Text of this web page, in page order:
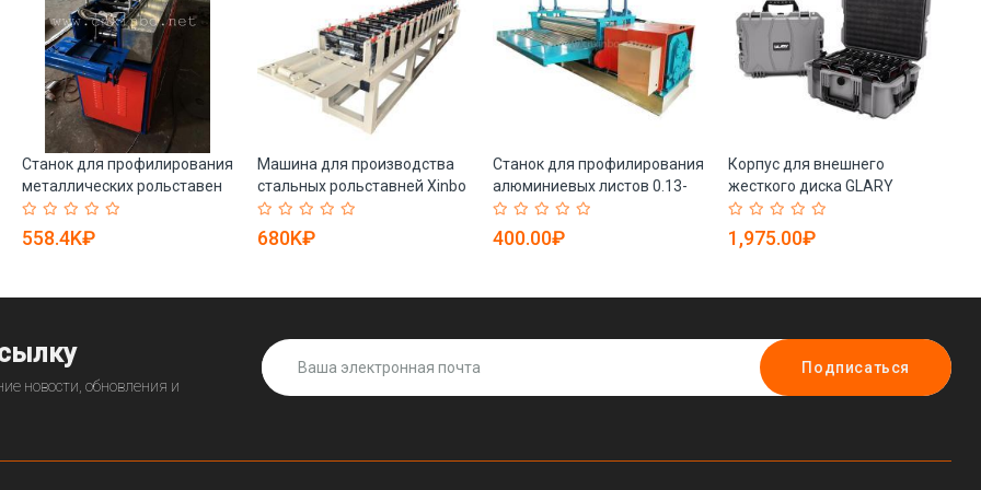
Станок для профилирования
металлических рольставен
гаражных дверей (арт. 25-
18080149)
558.4K₽
Машина для производства
стальных рольставней Xinbo
Egypt (арт. 25-18080161)
680K₽
Станок для профилирования
алюминиевых листов 0.13-
0.18мм (арт. 25-18080147)
400.00₽
Корпус для внешнего
жесткого диска GLARY
большой профессиональный
(арт. 25-19082618)
1,975.00₽
новости, обновления и
Подписаться